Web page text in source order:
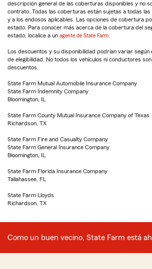
descripción general de las coberturas disponibles y no
contrato. Todas las coberturas están sujetas a todas las
y a los endosos aplicables. Las opciones de cobertura
estado. Para conocer más acerca de la cobertura del
estado, localice a un agente de State Farm
Los descuentos y su disponibilidad podrían variar según
de elegibilidad. No todos los vehículos ni conductores
descuentos.
State Farm Mutual Automobile Insurance Company
State Farm Indemnity Company
Bloomington, IL
State Farm County Mutual Insurance Company of Texas
Richardson, TX
State Farm Fire and Casualty Company
State Farm General Insurance Company
Bloomington, IL
State Farm Florida Insurance Company
Tallahassee, FL
State Farm Lloyds
Richardson, TX
Como un buen vecino, State Farm está